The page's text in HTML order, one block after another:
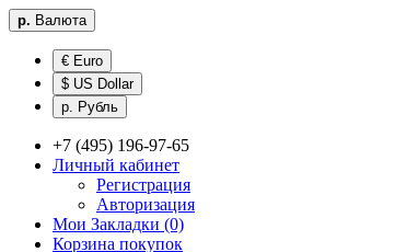
р. Валюта
€ Euro
$ US Dollar
р. Рубль
+7 (495) 196-97-65
Личный кабинет
Регистрация
Авторизация
Мои Закладки (0)
Корзина покупок